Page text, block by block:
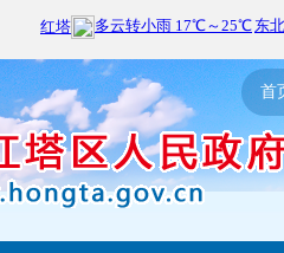
首